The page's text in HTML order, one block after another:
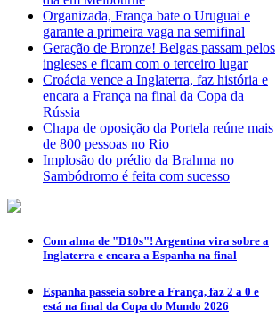
Organizada, França bate o Uruguai e
garante a primeira vaga na semifinal
Geração de Bronze! Belgas passam pelos
ingleses e ficam com o terceiro lugar
Croácia vence a Inglaterra, faz história e
encara a França na final da Copa da
Rússia
Chapa de oposição da Portela reúne mais
de 800 pessoas no Rio
Implosão do prédio da Brahma no
Sambódromo é feita com sucesso
Com alma de "D10s"! Argentina vira sobre a
Inglaterra e encara a Espanha na final
Espanha passeia sobre a França, faz 2 a 0 e
está na final da Copa do Mundo 2026